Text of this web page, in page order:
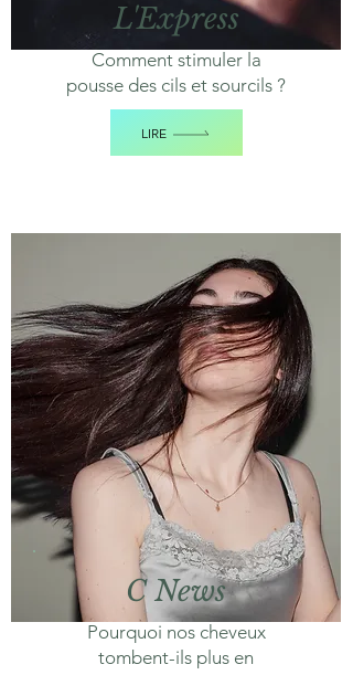
L'Express
Comment stimuler la
pousse des cils et sourcils ?
LIRE
C News
Pourquoi nos cheveux
tombent-ils plus en